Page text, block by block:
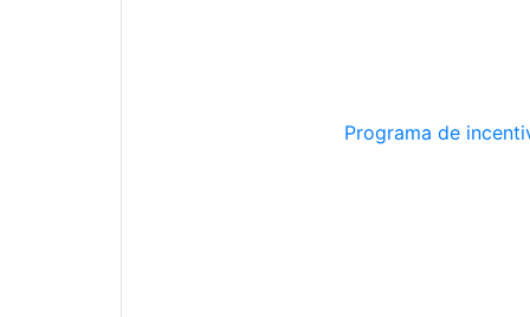
Programa de